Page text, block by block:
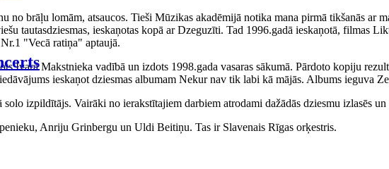
brāļu lomām, atsaucos. Tieši Mūzikas akadēmijā notika mana pirmā tikšanās ar
tautasdziesmas, ieskaņotas kopā ar Dzeguzīti. Tad 1996.gadā ieskaņotā, filmas
"Vecā ratiņa" aptaujā.
Ivara Makstnieka vadībā un izdots 1998.gada vasaras sākumā. Pārdoto kopiju
ieskaņot dziesmas albumam Nekur nav tik labi kā mājās. Albums ieguva
izpildītājs. Vairāki no ierakstītajiem darbiem atrodami dažādās dziesmu izlasēs
Anriju Grinbergu un Uldi Beitiņu. Tas ir Slavenais Rīgas orķestris.